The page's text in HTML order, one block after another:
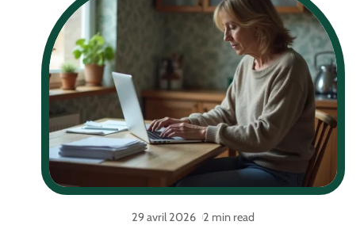
29 avril 2026 2 min read